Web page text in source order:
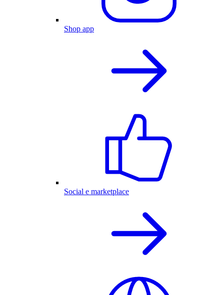
Shop app
Social e marketplace